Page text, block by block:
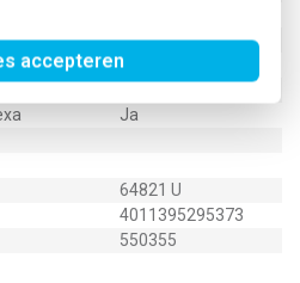
accepteren
25 Millimeter (mm)
Ja
Ja
64821 U
4011395295373
550355